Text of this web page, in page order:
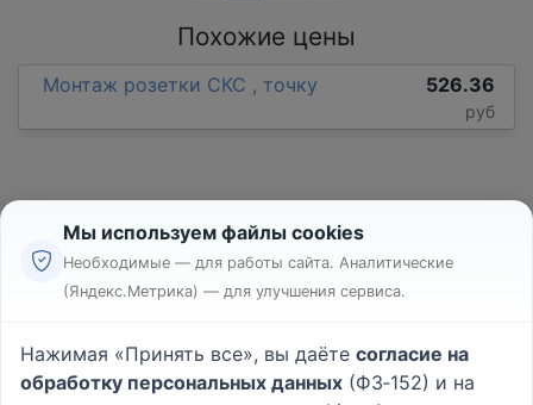
Похожие цены
Монтаж розетки СКС , точку 526.36
руб
Реклама
Пользовательское соглашение
Политика конфиденциальности
Мы используем файлы cookies
Необходимые — для работы сайта. Аналитические
(Яндекс.Метрика) — для улучшения сервиса.
Нажимая «Принять все», вы даёте согласие на
обработку персональных данных (ФЗ‑152) и на